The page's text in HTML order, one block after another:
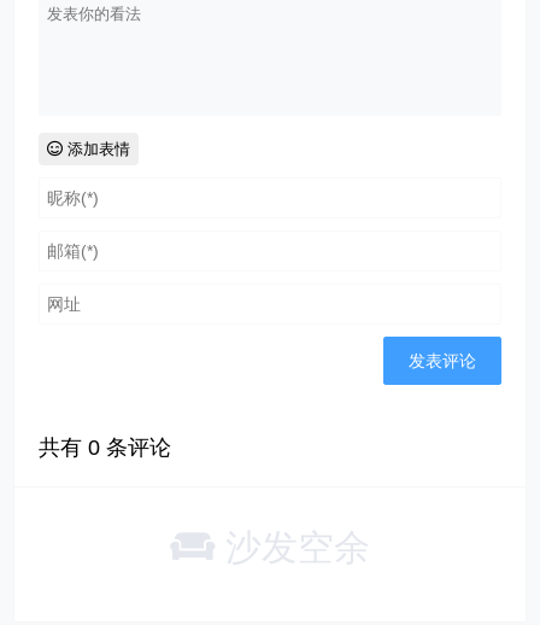
添加表情
共有0 条评论
沙发空余